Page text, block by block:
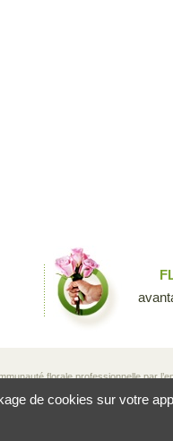
florale professionnelle par
si unique.
de cookies sur votre